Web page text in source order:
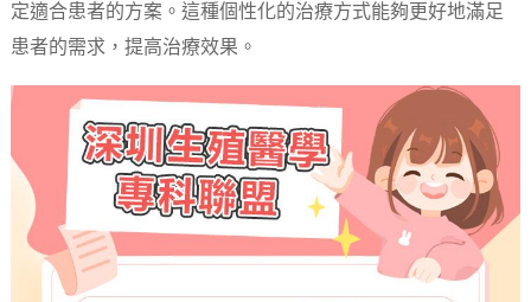
定適合患者的方案。這種個性化的治療方式能夠更好地滿足
患者的需求，提高治療效果。